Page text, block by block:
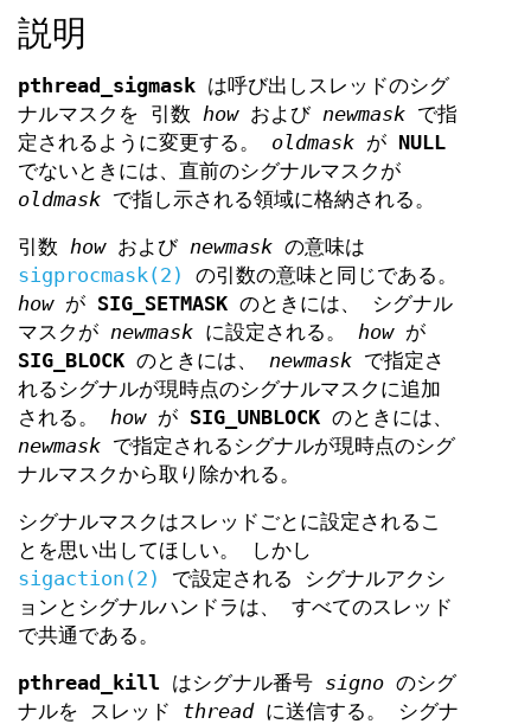
説明
pthread_sigmask は呼び出しスレッドのシグ
ナルマスクを 引数 howおよび newmask で指
定されるように変更する。 oldmask が NULL
でないときには、直前のシグナルマスクが
oldmask で指し示される領域に格納される。
引数 howおよび newmask の意味は
sigprocmask(2)
の引数の意味と同じである。
howが SIG_SETMASK のときには、 シグナル
マスクが newmask に設定される。 howが
SIG_BLOCK のときには、 newmask で指定さ
れるシグナルが現時点のシグナルマスクに追加
される。 howが SIG_UNBLOCK のときには、
newmask で指定されるシグナルが現時点のシグ
ナルマスクから取り除かれる。
シグナルマスクはスレッドごとに設定されるこ
とを思い出してほしい。 しかし
sigaction(2)
で設定される シグナルアクシ
ョンとシグナルハンドラは、 すべてのスレッド
で共通である。
pthread_kill はシグナル番号 signo のシグ
ナルを スレッド threadに送信する。 シグナ